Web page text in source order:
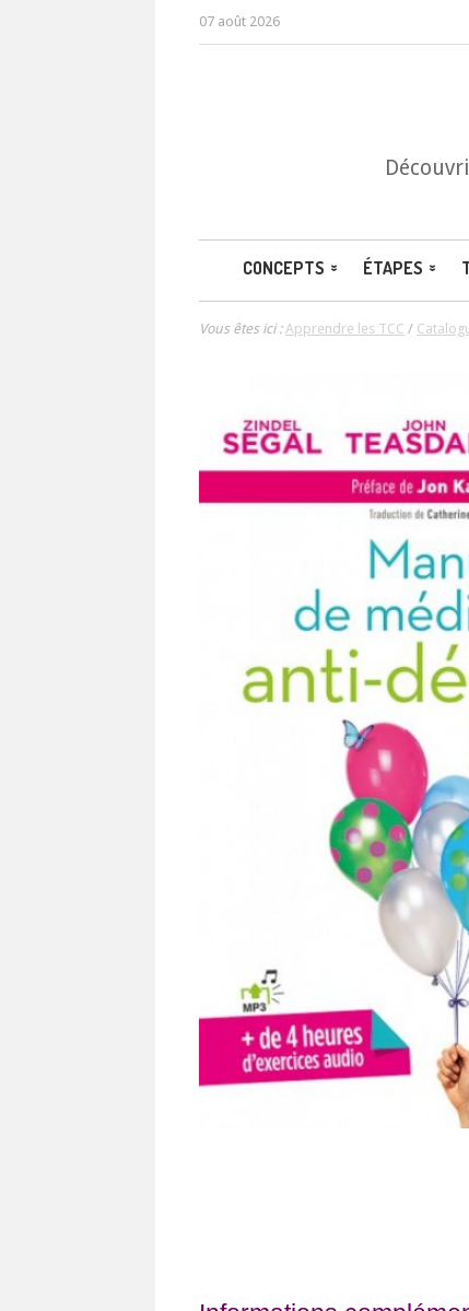
07 août 2026
CONCEPTS ÉTAPES
Vous êtes ici :Apprendre les TCC /